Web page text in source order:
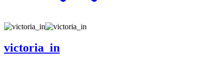
victoria_in